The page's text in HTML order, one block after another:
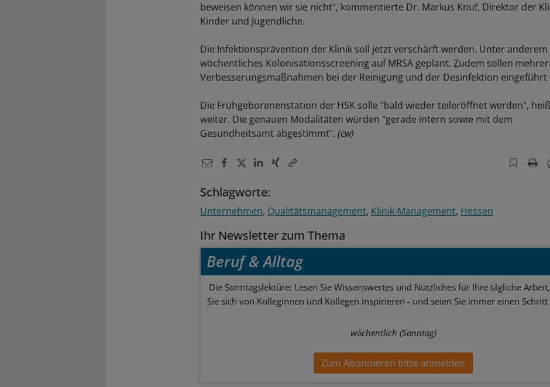
beweisen können wir sie nicht", kommentierte Dr. Markus Knuf, Direktor der
Kinder und Jugendliche.
Die Infektionsprävention der Klinik soll jetzt verschärft werden. Unter anderem
wöchentliches Kolonisationsscreening auf MRSA geplant. Zudem sollen
Verbesserungsmaßnahmen bei der Reinigung und der Desinfektion eingeführt
Die Frühgeborenenstation der HSK solle "bald wieder teileröffnet werden",
weiter. Die genauen Modalitäten würden "gerade intern sowie mit dem
Gesundheitsamt abgestimmt". (cw)
Schlagworte:
Unternehmen Qualitätsmanagement Klinik-Management Hessen
Ihr Newsletter zum Thema
Beruf & Alltag
Die Sonntagslektüre: Lesen Sie Wissenswertes und Nützliches für Ihre tägliche
Sie sich von Kolleginnen und Kollegen inspirieren - und seien Sie immer einen Schritt
wöchentlich (Sonntag)
Zum Abonnieren bitte anmelden